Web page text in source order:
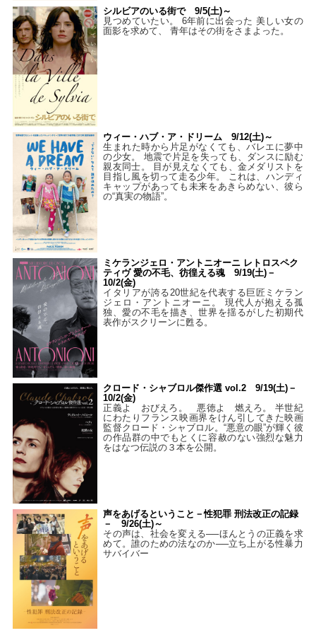
シルビアのいる街で 9/5(土)～
見つめていたい。 6年前に出会った 美しい女の
面影を求めて、 青年はその街をさまよった。
ウィー・ハブ・ア・ドリーム 9/12(土)～
生まれた時から片足がなくても、バレエに夢中
の少女。 地震で片足を失っても、ダンスに励む
親友同士。 目が見えなくても、金メダリストを
目指し風を切って走る少年。 これは、ハンディ
キャップがあっても未来をあきらめない、彼ら
の“真実の物語”。
ミケランジェロ・アントニオーニ レトロスペク
ティヴ 愛の不毛、彷徨える魂 9/19(土)－
10/2(金)
イタリアが誇る20世紀を代表する巨匠ミケラン
ジェロ・アントニオーニ。 現代人が抱える孤
独、愛の不毛を描き、世界を揺るがした初期代
表作がスクリーンに甦る。
クロード・シャブロル傑作選 vol.2 9/19(土)－
10/2(金)
正義よ おびえろ。 悪徳よ 燃えろ。 半世紀
にわたりフランス映画界をけん引してきた映画
監督クロード・シャブロル。“悪意の眼”が輝く彼
の作品群の中でもとくに容赦のない強烈な魅力
をはなつ伝説の３本を公開。
声をあげるということ－性犯罪 刑法改正の記録
－ 9/26(土)～
その声は、社会を変える──ほんとうの正義を求
めて。誰のための法なのか──立ち上がる性暴力
サバイバー